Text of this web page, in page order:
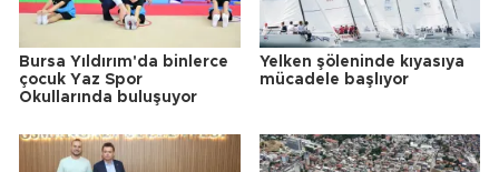
Bursa Yıldırım'da binlerce
çocuk Yaz Spor
Okullarında buluşuyor
Yelken şöleninde kıyasıya
mücadele başlıyor